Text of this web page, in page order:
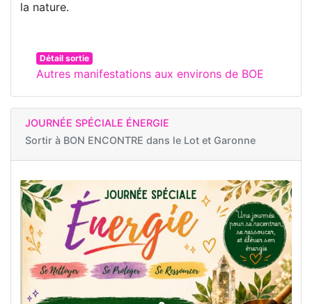
la nature.
Détail sortie
Autres manifestations aux environs de BOE
JOURNÉE SPÉCIALE ÉNERGIE
Sortir à BON ENCONTRE dans le Lot et Garonne